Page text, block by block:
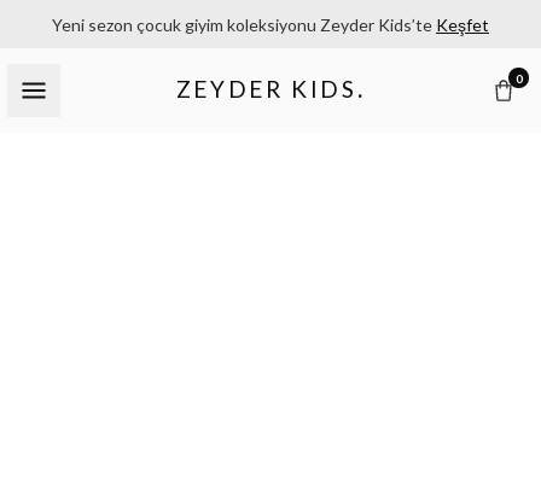
Yeni sezon çocuk giyim koleksiyonu Zeyder Kids’te Keşfet
ZEYDER KIDS . 0